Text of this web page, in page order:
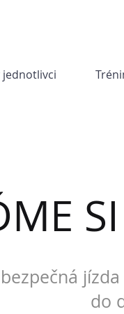
jednotlivci
do